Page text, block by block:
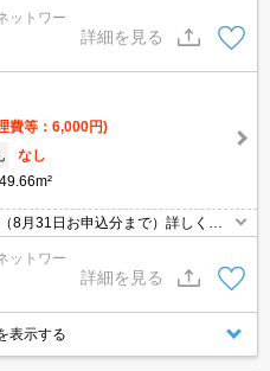
ットワー
詳細を見る
費等：6,000円)
なし
49.66m²
8月31日お申込分まで）詳しくは
ットワー
詳細を見る
表示する